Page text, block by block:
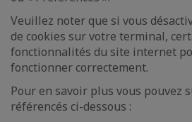
Veuillez noter que si vous
de cookies sur votre terminal,
fonctionnalités du site internet
fonctionner correctement.
Pour en savoir plus vous pouvez
référencés ci-dessous :